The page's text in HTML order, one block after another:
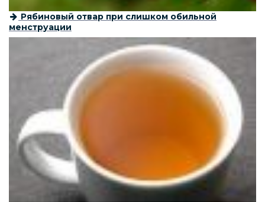
Рябиновый отвар при слишком обильной
менструации